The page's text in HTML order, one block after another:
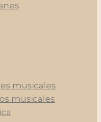
musicales
musicales